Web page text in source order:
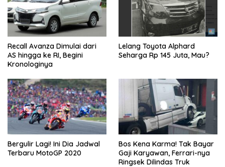
Recall Avanza Dimulai dari
AS hingga ke RI, Begini
Kronologinya
Lelang Toyota Alphard
Seharga Rp 145 Juta, Mau?
Bergulir Lagi! Ini Dia Jadwal
Terbaru MotoGP 2020
Bos Kena Karma! Tak Bayar
Gaji Karyawan, Ferrari-nya
Ringsek Dilindas Truk